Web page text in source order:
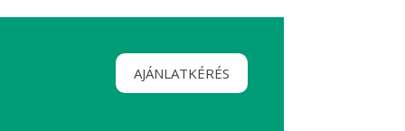
AJÁNLATKÉRÉS